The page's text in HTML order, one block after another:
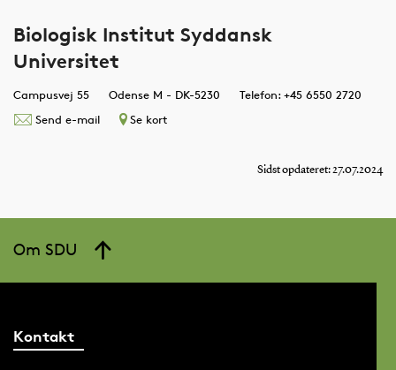
Biologisk Institut Syddansk
Universitet
Campusvej 55 Odense M - DK-5230
Telefon: +45 6550 2720
Send e-mail
Se kort
Sidst opdateret: 27.07.2024
Om SDU
Kontakt